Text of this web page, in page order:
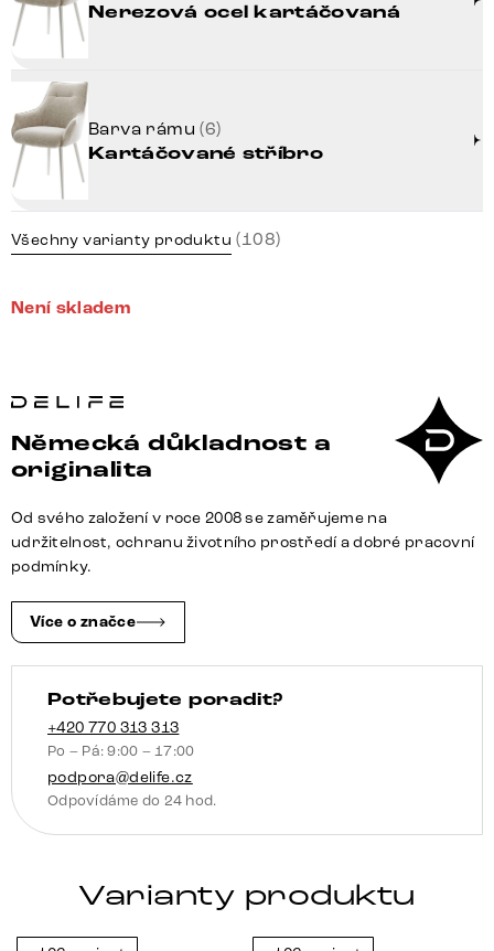
Nerezová ocel kartáčovaná
Barva rámu(6)
Kartáčované stříbro
Všechny varianty produktu (108)
Není skladem
Německá důkladnost a
originalita
Od svého založení v roce 2008 se zaměřujeme na
udržitelnost, ochranu životního prostředí a dobré pracovní
podmínky.
Více o značce
Potřebujete poradit?
+420 770 313 313
Po – Pá: 9:00 – 17:00
podpora@delife.cz
Odpovídáme do 24 hod.
Varianty produktu